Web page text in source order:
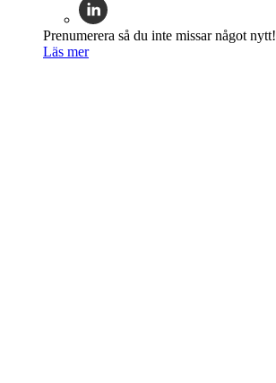
Prenumerera så du inte missar något nytt!
Läs mer